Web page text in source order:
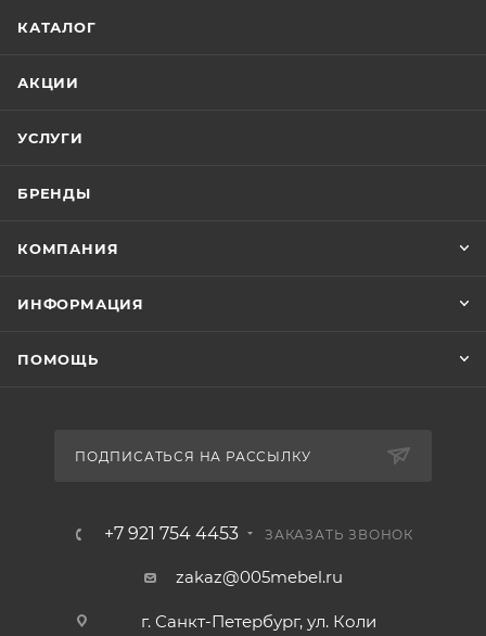
КАТАЛОГ
АКЦИИ
УСЛУГИ
БРЕНДЫ
КОМПАНИЯ
ИНФОРМАЦИЯ
ПОМОЩЬ
ПОДПИСАТЬСЯ НА РАССЫЛКУ
+7 921 754 4453 ЗАКАЗАТЬ ЗВОНОК
zakaz@005mebel.ru
г. Санкт-Петербург, ул. Коли